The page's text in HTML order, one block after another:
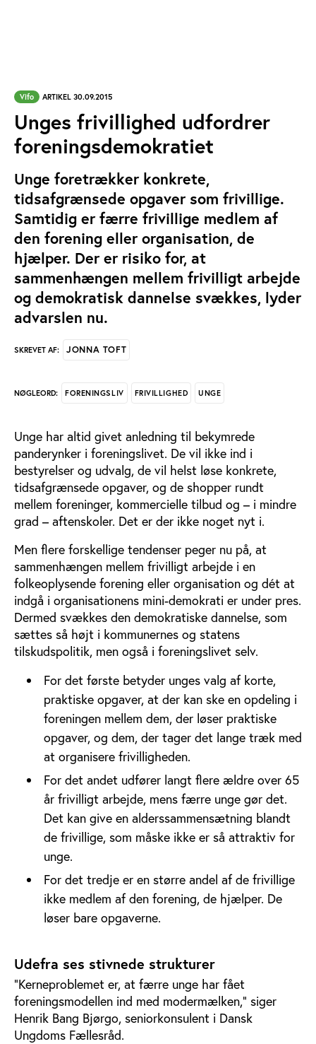
Vifo ARTIKEL 30.09.2015
Unges frivillighed udfordrer
foreningsdemokratiet
Unge foretrækker konkrete,
tidsafgrænsede opgaver som frivillige.
Samtidig er færre frivillige medlem af
den forening eller organisation, de
hjælper. Der er risiko for, at
sammenhængen mellem frivilligt arbejde
og demokratisk dannelse svækkes, lyder
advarslen nu.
SKREVET AF: JONNA TOFT
NØGLEORD: FORENINGSLIV FRIVILLIGHED UNGE
Unge har altid givet anledning til bekymrede
panderynker i foreningslivet. De vil ikke ind i
bestyrelser og udvalg, de vil helst løse konkrete,
tidsafgrænsede opgaver, og de shopper rundt
mellem foreninger, kommercielle tilbud og – i mindre
grad – aftenskoler. Det er der ikke noget nyt i.
Men flere forskellige tendenser peger nu på, at
sammenhængen mellem frivilligt arbejde i en
folkeoplysende forening eller organisation og dét at
indgå i organisationens mini-demokrati er under pres.
Dermed svækkes den demokratiske dannelse, som
sættes så højt i kommunernes og statens
tilskudspolitik, men også i foreningslivet selv.
For det første betyder unges valg af korte,
praktiske opgaver, at der kan ske en opdeling i
foreningen mellem dem, der løser praktiske
opgaver, og dem, der tager det lange træk med
at organisere frivilligheden.
For det andet udfører langt flere ældre over 65
år frivilligt arbejde, mens færre unge gør det.
Det kan give en alderssammensætning blandt
de frivillige, som måske ikke er så attraktiv for
unge.
For det tredje er en større andel af de frivillige
ikke medlem af den forening, de hjælper. De
løser bare opgaverne.
Udefra ses stivnede strukturer
”Kerneproblemet er, at færre unge har fået
foreningsmodellen ind med modermælken,” siger
Henrik Bang Bjørgo, seniorkonsulent i Dansk
Ungdoms Fællesråd.